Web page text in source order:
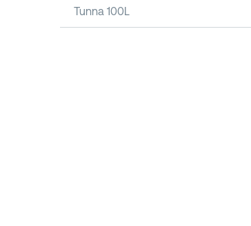
Tunna 100L